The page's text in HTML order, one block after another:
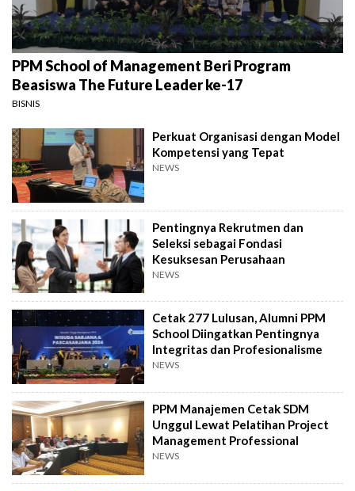
PPM School of Management Beri Program
Beasiswa The Future Leader ke-17
BISNIS
Perkuat Organisasi dengan Model
Kompetensi yang Tepat
NEWS
Pentingnya Rekrutmen dan
Seleksi sebagai Fondasi
Kesuksesan Perusahaan
NEWS
Cetak 277 Lulusan, Alumni PPM
School Diingatkan Pentingnya
Integritas dan Profesionalisme
NEWS
PPM Manajemen Cetak SDM
Unggul Lewat Pelatihan Project
Management Professional
NEWS